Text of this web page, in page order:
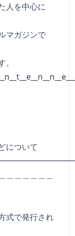
を中心に
ガジンで
について
＿＿＿＿＿
式で発行され